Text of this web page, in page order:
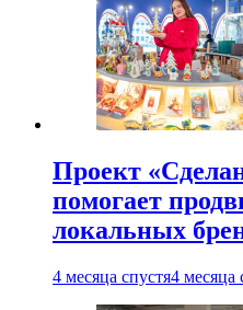
Проект
помогает
локальных
4 месяца спустя4 месяца